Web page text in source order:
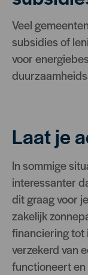
Veel
subsidies of
voor
Laat je
In sommige
interessanter
dit graag voor
zakelijk
financiering tot
verzekerd van
functioneert